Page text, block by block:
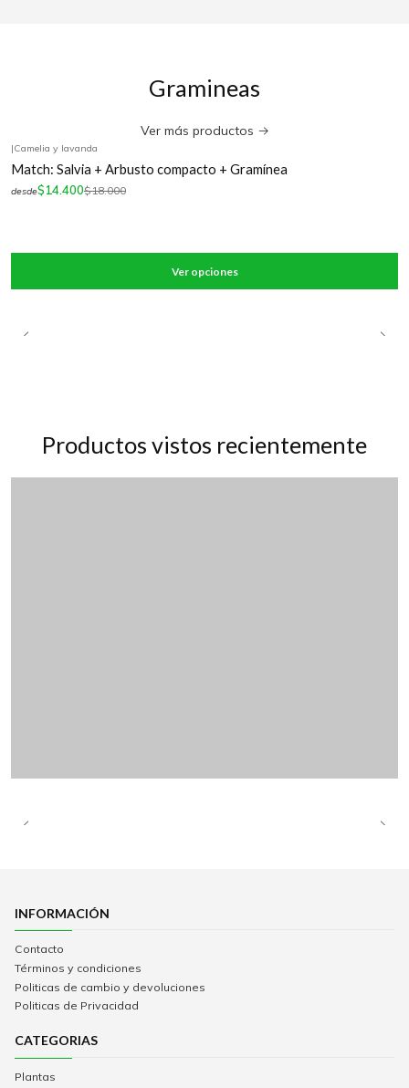
Gramineas
Ver más productos
|Camelia y lavanda
Match: Salvia + Arbusto compacto + Gramínea
desde$14.400$18.000
Ver opciones
Productos vistos recientemente
INFORMACIÓN
Contacto
Términos y condiciones
Politicas de cambio y devoluciones
Politicas de Privacidad
CATEGORIAS
Plantas